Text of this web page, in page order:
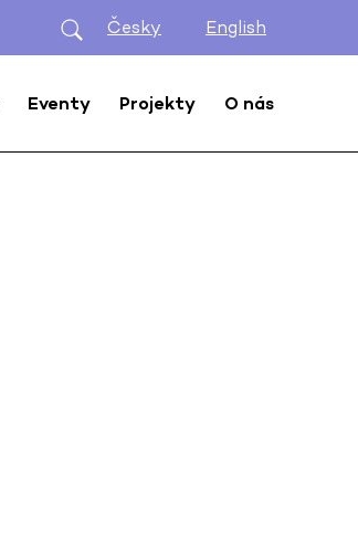
Česky English
Eventy Projekty O nás